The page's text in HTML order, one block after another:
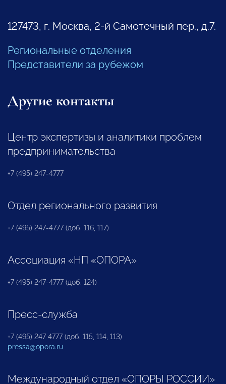
127473, г. Москва, 2-й Самотечный пер., д.7.
Региональные отделения
Представители за рубежом
Другие контакты
Центр экспертизы и аналитики проблем
предпринимательства
+7 (495) 247-4777
Отдел регионального развития
+7 (495) 247-4777 (доб. 116, 117)
Ассоциация «НП «ОПОРА»
+7 (495) 247-4777 (доб. 124)
Пресс-служба
+7 (495) 247 4777 (доб. 115, 114, 113)
pressa@opora.ru
Международный отдел «ОПОРЫ РОССИИ»